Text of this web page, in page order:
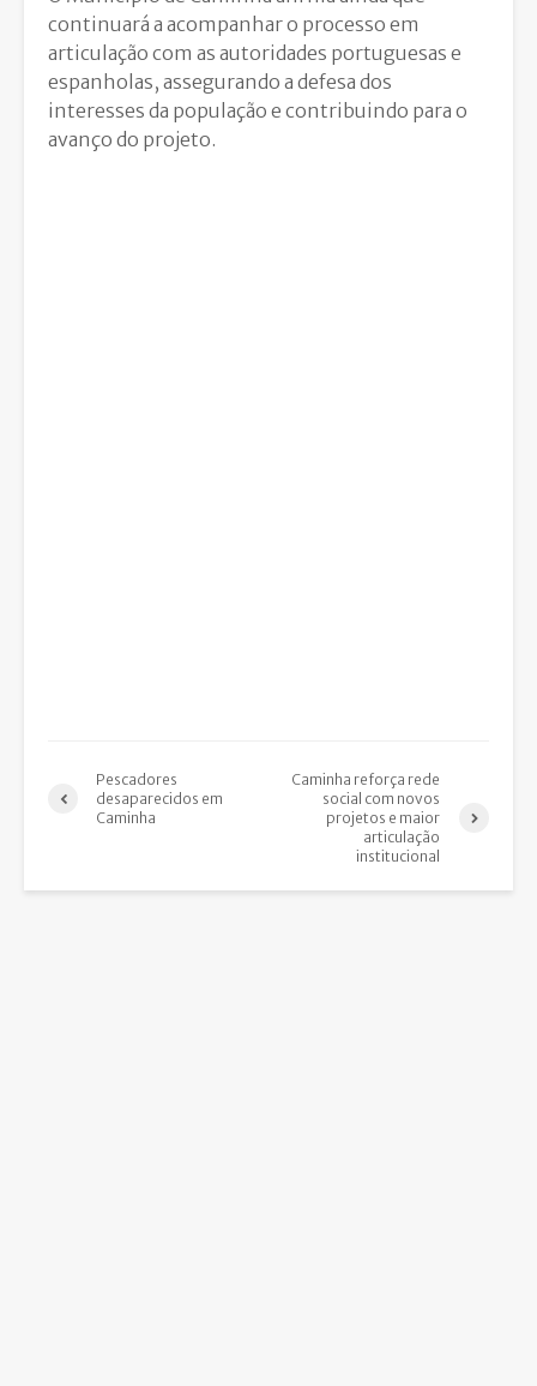
continuará a acompanhar o processo em
articulação com as autoridades portuguesas e
espanholas, assegurando a defesa dos
interesses da população e contribuindo para o
avanço do projeto.
Pescadores
desaparecidos em
Caminha
Caminha reforça rede
social com novos
projetos e maior
articulação
institucional